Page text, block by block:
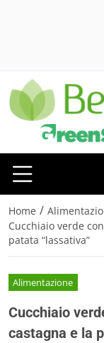
Home /
Cucchiaio verde
patata “lassativa”
Alimentazione
Cucchiaio
castagna e la